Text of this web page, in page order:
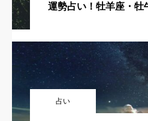
運勢占い！牡羊座・牡
占い